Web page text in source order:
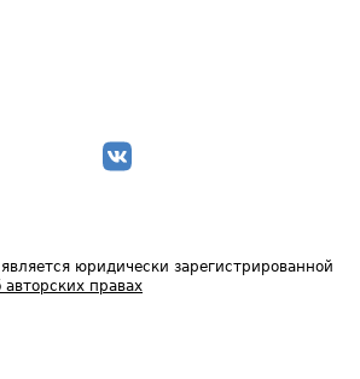
юридически зарегистрированной
авторских правах